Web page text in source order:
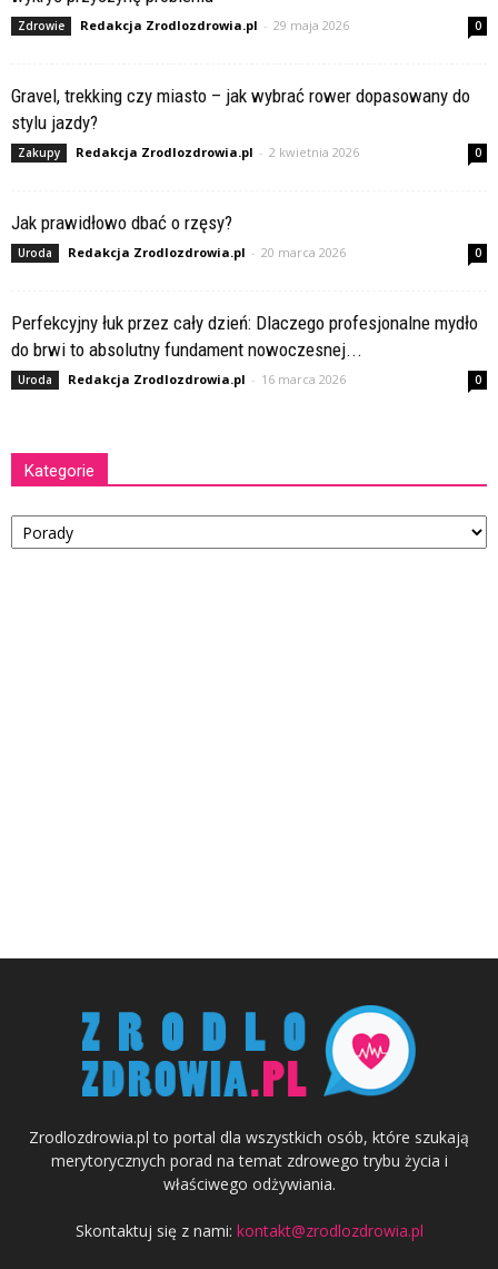
Zdrowie Redakcja Zrodlozdrowia.pl - 29 maja 2026 0
Gravel, trekking czy miasto – jak wybrać rower dopasowany do
stylu jazdy?
Zakupy Redakcja Zrodlozdrowia.pl - 2 kwietnia 2026 0
Jak prawidłowo dbać o rzęsy?
Uroda Redakcja Zrodlozdrowia.pl - 20 marca 2026 0
Perfekcyjny łuk przez cały dzień: Dlaczego profesjonalne mydło
do brwi to absolutny fundament nowoczesnej...
Uroda Redakcja Zrodlozdrowia.pl - 16 marca 2026 0
Kategorie
Kategorie
Zrodlozdrowia.pl to portal dla wszystkich osób, które szukają
merytorycznych porad na temat zdrowego trybu życia i
właściwego odżywiania.
Skontaktuj się z nami: kontakt@zrodlozdrowia.pl